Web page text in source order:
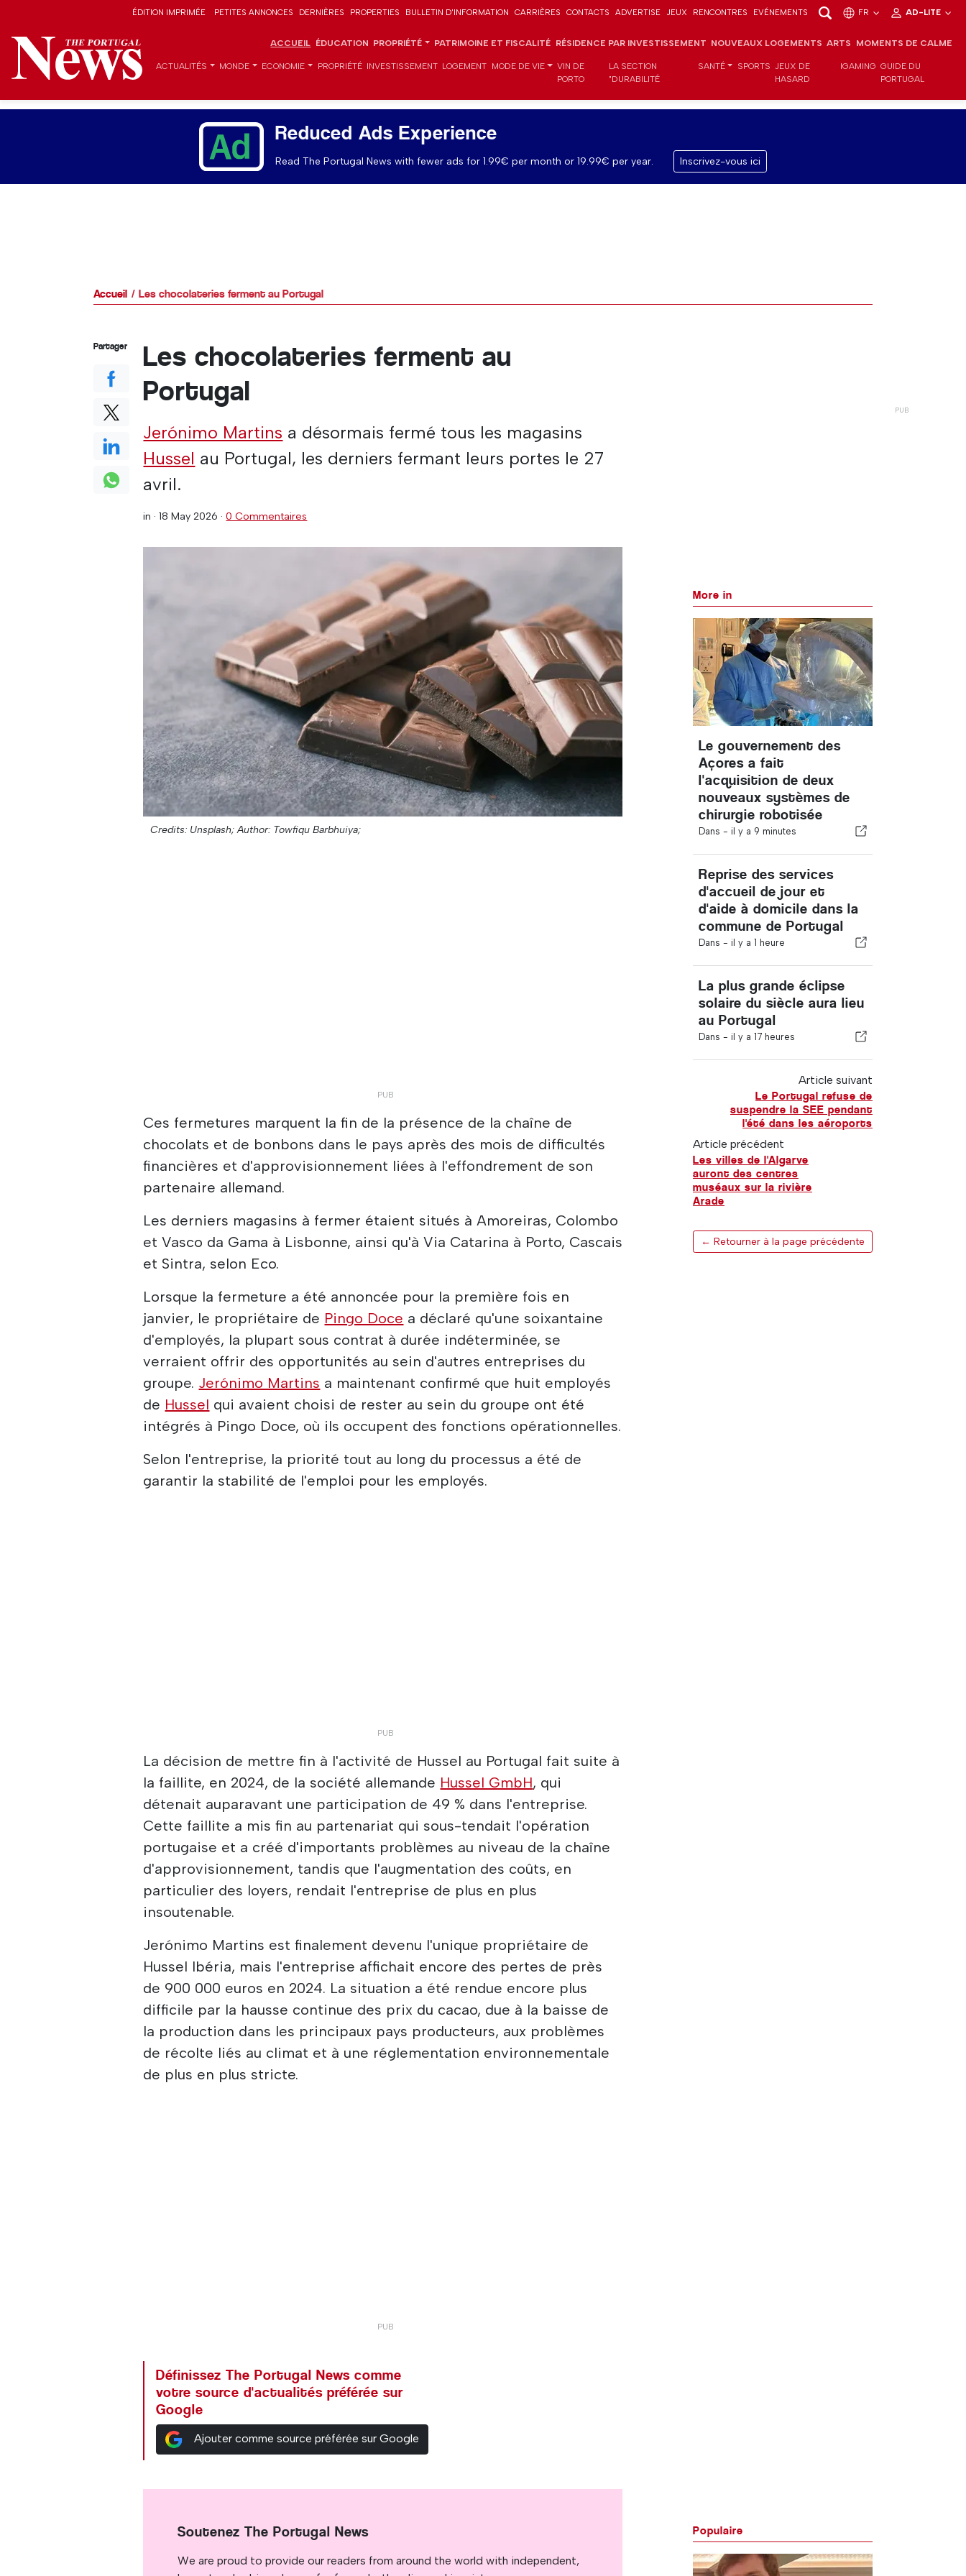
ÉDITION IMPRIMÉE PETITES ANNONCES DERNIÈRES PROPERTIES BULLETIN D'INFORMATION CARRIÈRES CONTACTS ADVERTISE JEUX RENCONTRES EVÉNEMENTS FR AD-LITE
ACCUEIL ÉDUCATION PROPRIÉTÉ PATRIMOINE ET FISCALITÉ RÉSIDENCE PAR INVESTISSEMENT NOUVEAUX LOGEMENTS ARTS MOMENTS DE CALME
ACTUALITÉS MONDE ECONOMIE PROPRIÉTÉ INVESTISSEMENT LOGEMENT MODE DE VIE
VIN DE
PORTO
LA SECTION
"DURABILITÉ
SANTÉ SPORTS JEUX DE
HASARD
IGAMING GUIDE DU
PORTUGAL
Reduced Ads Experience
Read The Portugal News with fewer ads for 1.99€ per month or 19.99€ per year. Inscrivez-vous ici
Accueil Les chocolateries ferment au Portugal
Les chocolateries ferment au
Portugal
Jerónimo Martins a désormais fermé tous les magasins
Hussel au Portugal, les derniers fermant leurs portes le 27
avril.
in ·18 May 2026 ·0 Commentaires
Credits: Unsplash; Author: Towfiqu Barbhuiya;
Ces fermetures marquent la fin de la présence de la chaîne de
chocolats et de bonbons dans le pays après des mois de difficultés
financières et d'approvisionnement liées à l'effondrement de son
partenaire allemand.
Les derniers magasins à fermer étaient situés à Amoreiras, Colombo
et Vasco da Gama à Lisbonne, ainsi qu'à Via Catarina à Porto, Cascais
et Sintra, selon Eco.
Lorsque la fermeture a été annoncée pour la première fois en
janvier, le propriétaire de Pingo Doce a déclaré qu'une soixantaine
d'employés, la plupart sous contrat à durée indéterminée, se
verraient offrir des opportunités au sein d'autres entreprises du
groupe. Jerónimo Martins a maintenant confirmé que huit employés
de Hussel qui avaient choisi de rester au sein du groupe ont été
intégrés à Pingo Doce, où ils occupent des fonctions opérationnelles.
Selon l'entreprise, la priorité tout au long du processus a été de
garantir la stabilité de l'emploi pour les employés.
La décision de mettre fin à l'activité de Hussel au Portugal fait suite à
la faillite, en 2024, de la société allemande Hussel GmbH, qui
détenait auparavant une participation de 49 % dans l'entreprise.
Cette faillite a mis fin au partenariat qui sous-tendait l'opération
portugaise et a créé d'importants problèmes au niveau de la chaîne
d'approvisionnement, tandis que l'augmentation des coûts, en
particulier des loyers, rendait l'entreprise de plus en plus
insoutenable.
Jerónimo Martins est finalement devenu l'unique propriétaire de
Hussel Ibéria, mais l'entreprise affichait encore des pertes de près
de 900 000 euros en 2024. La situation a été rendue encore plus
difficile par la hausse continue des prix du cacao, due à la baisse de
la production dans les principaux pays producteurs, aux problèmes
de récolte liés au climat et à une réglementation environnementale
de plus en plus stricte.
Définissez The Portugal News comme
votre source d'actualités préférée sur
Google
Ajouter comme source préférée sur Google
Partager
More in
Le gouvernement des
Açores a fait
l'acquisition de deux
nouveaux systèmes de
chirurgie robotisée
Dans - il y a 9 minutes
Reprise des services
d'accueil de jour et
d'aide à domicile dans la
commune de Portugal
Dans - il y a 1 heure
La plus grande éclipse
solaire du siècle aura lieu
au Portugal
Dans - il y a 17 heures
Article suivant
Le Portugal refuse de
suspendre la SEE pendant
l'été dans les aéroports
Article précédent
Les villes de l'Algarve
auront des centres
muséaux sur la rivière
Arade
← Retourner à la page précédente
Soutenez The Portugal News
We are proud to provide our readers from around the world with independent,
Populaire